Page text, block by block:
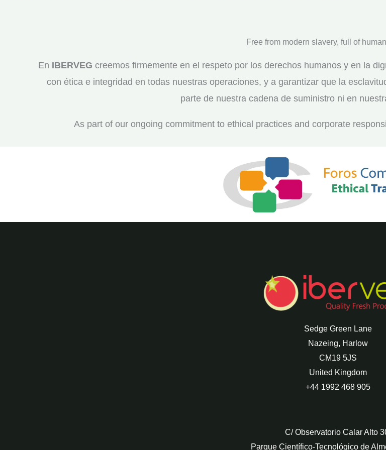
Free from modern slavery, full of
En IBERVEG creemos firmemente en el respeto por los derechos humanos y en la
con ética e integridad en todas nuestras operaciones, y a garantizar que la
parte de nuestra cadena de suministro ni en
As part of our ongoing commitment to ethical practices and corporate
Sedge Green Lane
Nazeing, Harlow
CM19 5JS
United Kingdom
+44 1992 468 905
C/ Observatorio Calar Alto
Parque Científico-Tecnológico de